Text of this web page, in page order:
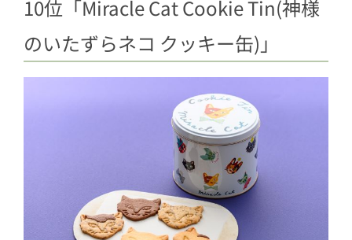
1.92位「冷凍なのにそのままで美味し
い 生 クレームブリュレ・タルト」
1.101位「Calbee+×東京ばな奈 じゃ
10位「Miracle Cat Cookie Tin(神様
のいたずらネコ クッキー缶)」